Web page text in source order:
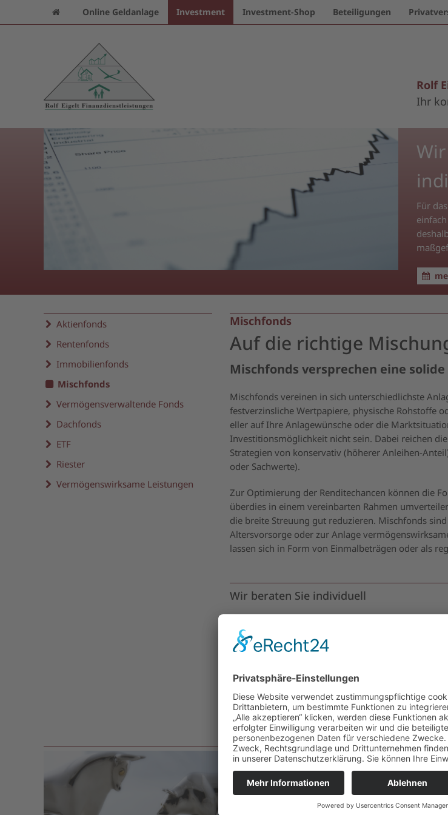
Online Geldanlage Investment Investment-Shop Beteiligungen
Rolf
Ihr
Für
Mischfonds
Auf die richtige
Mischfonds versprechen eine
Mischfonds vereinen in sich unterschiedlichste
festverzinsliche Wertpapiere, physische Rohstoffe
eller auf Ihre Anlagewünsche oder die
Investitionsmöglichkeit nicht sein. Dabei reichen
Strategien von konservativ (höherer Anleihen-
oder Sachwerte).
Zur Optimierung der Renditechancen können die
überdies in einem vereinbarten Rahmen
die breite Streuung gut reduzieren. Mischfonds
Altersvorsorge oder zur Anlage
lassen sich in Form von Einmalbeträgen oder als
Wir beraten Sie individuell
Dann nehmen Sie Kontakt mit uns auf!
Oder gleich anrufen: (089) 81802020
Aktienfonds
Rentenfonds
Immobilienfonds
Mischfonds
Vermögensverwaltende Fonds
Dachfonds
ETF
Riester
Vermögenswirksame Leistungen
Investment
Geldanlage, Altersvorsorge oder
über lukrative Anlagemöglichkeiten